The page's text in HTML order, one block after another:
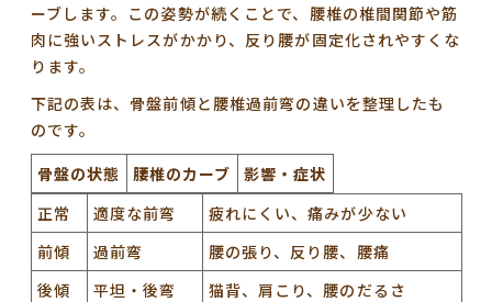
ーブします。この姿勢が続くことで、腰椎の椎間関節や筋
肉に強いストレスがかかり、反り腰が固定化されやすくな
ります。
下記の表は、骨盤前傾と腰椎過前弯の違いを整理したも
のです。
骨盤の状態
腰椎のカーブ
影響・症状
正常
適度な前弯
疲れにくい、痛みが少ない
前傾
過前弯
腰の張り、反り腰、腰痛
後傾
平坦・後弯
猫背、肩こり、腰のだるさ